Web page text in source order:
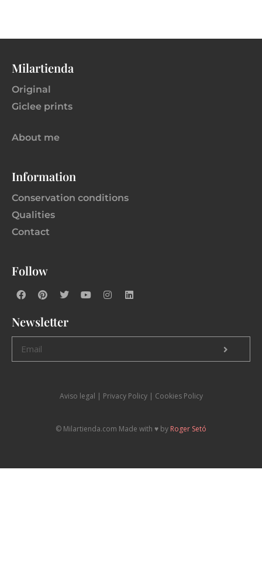
Milartienda
Original
Giclee prints
About me
Information
Conservation conditions
Qualities
Contact
Follow
Newsletter
Aviso legal | Privacy Policy | Cookies Policy
© Milartienda.com Made with ♥️ by Roger Setó